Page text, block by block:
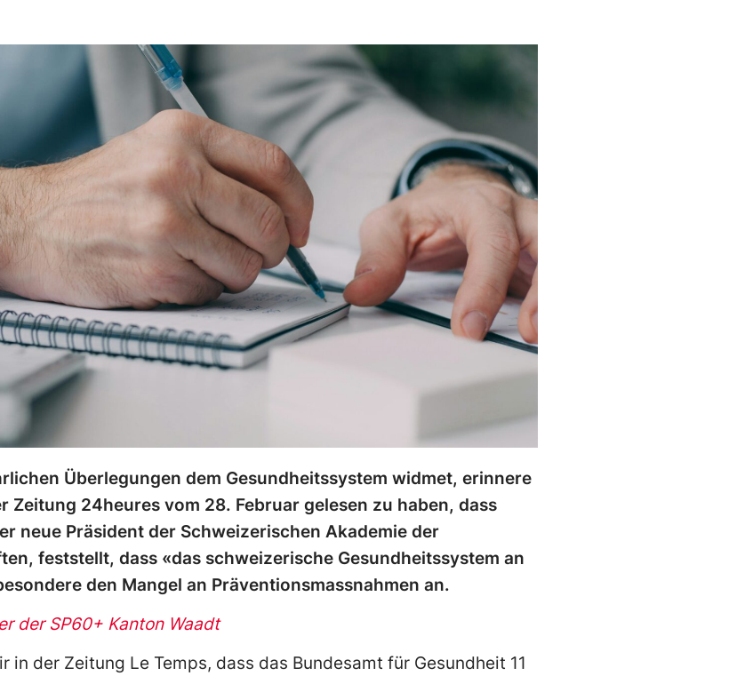
Überlegungen dem Gesundheitssystem widmet, erinnere
Zeitung 24heures vom 28. Februar gelesen zu haben, dass
neue Präsident der Schweizerischen Akademie der
feststellt, dass «das schweizerische Gesundheitssystem an
den Mangel an Präventionsmassnahmen an.
der SP60+ Kanton Waadt
in der Zeitung Le Temps, dass das Bundesamt für Gesundheit 11